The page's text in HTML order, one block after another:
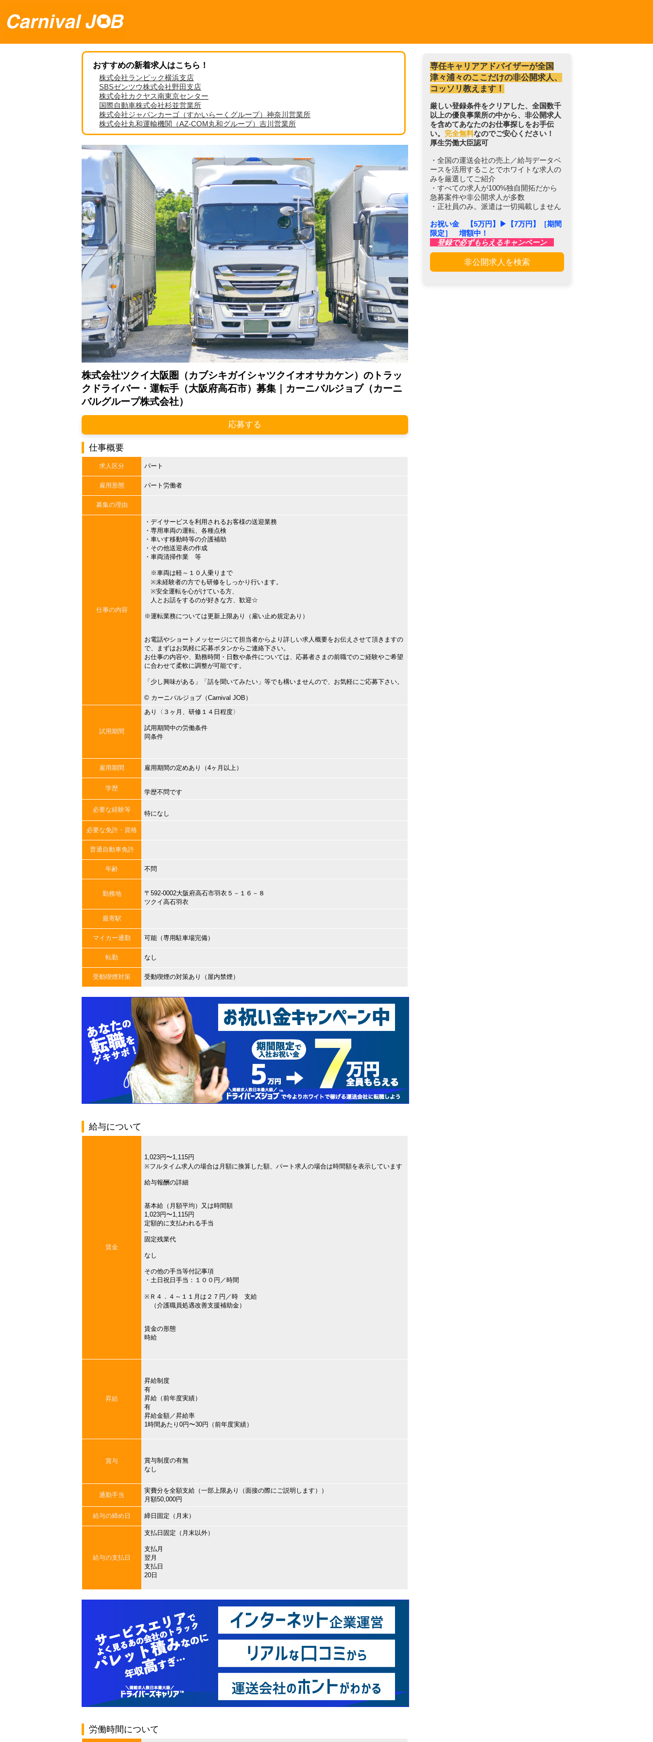
おすすめの新着求人はこちら！
株式会社ランビック横浜支店
SBSゼンツウ株式会社野田支店
株式会社カクヤス南東京センター
国際自動車株式会社杉並営業所
株式会社ジャパンカーゴ（すかいらーくグループ）神奈川営業所
株式会社丸和運輸機関（AZ-COM丸和グループ）吉川営業所
株式会社ツクイ大阪圏（カブシキガイシャツクイオオサカケン）のトラッ
クドライバー・運転手（大阪府高石市）募集｜カーニバルジョブ（カーニ
バルグループ株式会社）
応募する
仕事概要
求人区分 パート
雇用形態 パート労働者
募集の理由
仕事の内容
・デイサービスを利用されるお客様の送迎業務
・専用車両の運転、各種点検
・車いす移動時等の介護補助
・その他送迎表の作成
・車両清掃作業 等
※車両は軽～１０人乗りまで
※未経験者の方でも研修をしっかり行います。
※安全運転を心がけている方、
人とお話をするのが好きな方、歓迎☆
※運転業務については更新上限あり（雇い止め規定あり）
お電話やショートメッセージにて担当者からより詳しい求人概要をお伝えさせて頂きますの
で、まずはお気軽に応募ボタンからご連絡下さい。
お仕事の内容や、勤務時間・日数や条件については、応募者さまの前職でのご経験やご希望
に合わせて柔軟に調整が可能です。
「少し興味がある」「話を聞いてみたい」等でも構いませんので、お気軽にご応募下さい。
©︎ カーニバルジョブ（Carnival JOB）
試用期間
あり〈３ヶ月、研修１４日程度〉
試用期間中の労働条件
同条件
雇用期間 雇用期間の定めあり（4ヶ月以上）
学歴
学歴不問です
必要な経験等
特になし
必要な免許・資格
普通自動車免許
年齢 不問
勤務地
〒592-0002大阪府高石市羽衣５－１６－８
ツクイ高石羽衣
最寄駅
マイカー通勤 可能（専用駐車場完備）
転勤 なし
受動喫煙対策 受動喫煙の対策あり（屋内禁煙）
給与について
賃金
1,023円〜1,115円
※フルタイム求人の場合は月額に換算した額、パート求人の場合は時間額を表示しています
給与報酬の詳細
基本給（月額平均）又は時間額
1,023円〜1,115円
定額的に支払われる手当
–
固定残業代
なし
その他の手当等付記事項
・土日祝日手当：１００円／時間
※Ｒ４．４～１１月は２７円／時 支給
（介護職員処遇改善支援補助金）
賃金の形態
時給
昇給
昇給制度
有
昇給（前年度実績）
有
昇給金額／昇給率
1時間あたり0円〜30円（前年度実績）
賞与
賞与制度の有無
なし
通勤手当
実費分を全額支給（一部上限あり（面接の際にご説明します））
月額50,000円
給与の締め日 締日固定（月末）
給与の支払日
支払日固定（月末以外）
支払月
翌月
支払日
20日
労働時間について
専任キャリアアドバイザーが全国
津々浦々のここだけの非公開求人、
コッソリ教えます！
厳しい登録条件をクリアした、全国数千
以上の優良事業所の中から、非公開求人
を含めてあなたのお仕事探しをお手伝
い。 完全無料なのでご安心ください！
厚生労働大臣認可
・全国の運送会社の売上／給与データベ
ースを活用することでホワイトな求人の
みを厳選してご紹介
・すべての求人が100%独自開拓だから
急募案件や非公開求人が多数
・正社員のみ。派遣は一切掲載しません
お祝い金 【5万円】▶︎【7万円】［期間
限定］ 増額中！
登録で必ずもらえるキャンペーン
非公開求人を検索